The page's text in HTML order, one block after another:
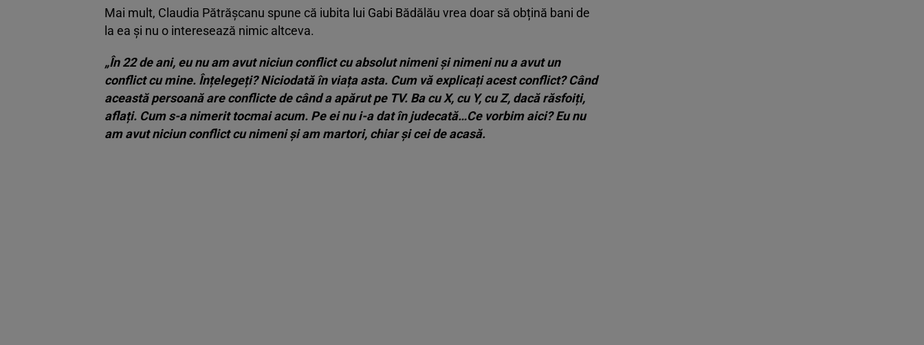
Mai mult, Claudia Pătrășcanu spune că iubita lui Gabi Bădălău vrea doar să obțină bani de
la ea și nu o interesează nimic altceva.
„În 22 de ani, eu nu am avut niciun conflict cu absolut nimeni și nimeni nu a avut un
conflict cu mine. Înțelegeți? Niciodată în viața asta. Cum vă explicați acest conflict? Când
această persoană are conflicte de când a apărut pe TV. Ba cu X, cu Y, cu Z, dacă răsfoiți,
aflați. Cum s-a nimerit tocmai acum. Pe ei nu i-a dat în judecată…Ce vorbim aici? Eu nu
am avut niciun conflict cu nimeni și am martori, chiar și cei de acasă.